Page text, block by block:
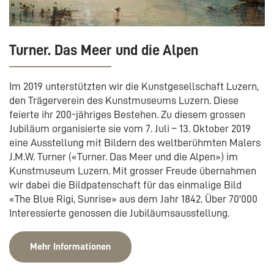
Turner. Das Meer und die Alpen
Im 2019 unterstützten wir die Kunstgesellschaft Luzern,
den Trägerverein des Kunstmuseums Luzern. Diese
feierte ihr 200-jähriges Bestehen. Zu diesem grossen
Jubiläum organisierte sie vom 7. Juli – 13. Oktober 2019
eine Ausstellung mit Bildern des weltberühmten Malers
J.M.W. Turner («Turner. Das Meer und die Alpen») im
Kunstmuseum Luzern. Mit grosser Freude übernahmen
wir dabei die Bildpatenschaft für das einmalige Bild
«The Blue Rigi, Sunrise» aus dem Jahr 1842. Über 70'000
Interessierte genossen die Jubiläumsausstellung.
Mehr Informationen